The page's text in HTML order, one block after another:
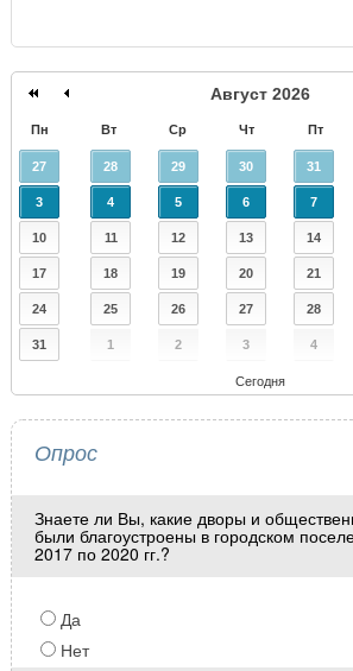
Август 2026
Пн Вт Ср Чт Пт
27 28 29 30 31
3 4 5 6 7
10 11 12 13 14
17 18 19 20 21
24 25 26 27 28
31 1 2 3 4
Сегодня
Опрос
Знаете ли Вы, какие дворы и
были благоустроены в городском
2017 по 2020 гг.?
Да
Нет